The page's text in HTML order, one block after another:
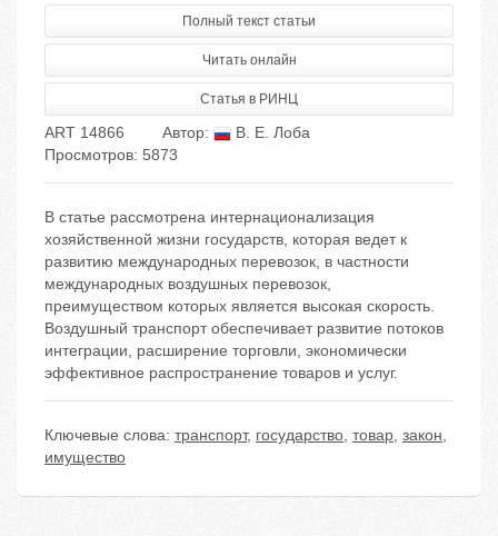
Полный текст статьи
Читать онлайн
Статья в РИНЦ
ART 14866 Автор:
В. Е. Лоба
Просмотров: 5873
В статье рассмотрена интернационализация
хозяйственной жизни государств, которая ведет к
развитию международных перевозок, в частности
международных воздушных перевозок,
преимуществом которых является высокая скорость.
Воздушный транспорт обеспечивает развитие потоков
интеграции, расширение торговли, экономически
эффективное распространение товаров и услуг.
Ключевые слова: транспорт, государство, товар, закон,
имущество